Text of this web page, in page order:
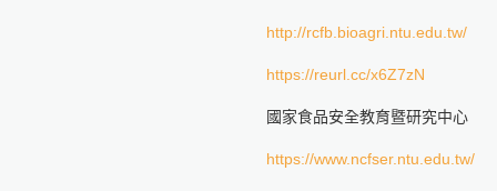
http://rcfb.bioagri.ntu.edu.tw/
https://reurl.cc/x6Z7zN
國家食品安全教育暨研究中心
https://www.ncfser.ntu.edu.tw/